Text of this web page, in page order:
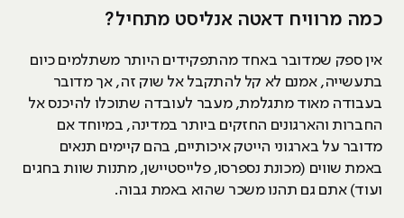
כמה מרוויח דאטה אנליסט מתחיל?
אין ספק שמדובר באחד מהתפקידים היותר משתלמים כיום
בתעשייה, אמנם לא קל להתקבל אל שוק זה, אך מדובר
בעבודה מאוד מתגלמת, מעבר לעובדה שתוכלו להיכנס אל
החברות והארגונים החזקים ביותר במדינה, במיוחד אם
מדובר על בארגוני הייטק איכותיים, בהם קיימים תנאים
באמת שווים (מכונת נספרסו, פלייסטיישן, מתנות שוות בחגים
ועוד) אתם גם תהנו משכר שהוא באמת גבוה.